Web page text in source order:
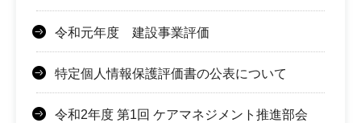
令和元年度 建設事業評価
特定個人情報保護評価書の公表について
令和2年度 第1回 ケアマネジメント推進部会